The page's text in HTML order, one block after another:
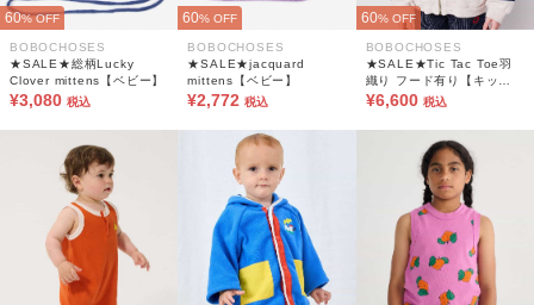
60% OFF
BOBOCHOSES
★SALE★総柄Lucky
Clover mittens【ベビー】
¥3,080 税込
60% OFF
BOBOCHOSES
★SALE★jacquard
mittens【ベビー】
¥2,772 税込
60% OFF
BOBOCHOSES
★SALE★Tic Tac Toe羽
織り フード有り【キッ
ズ】
¥6,600 税込